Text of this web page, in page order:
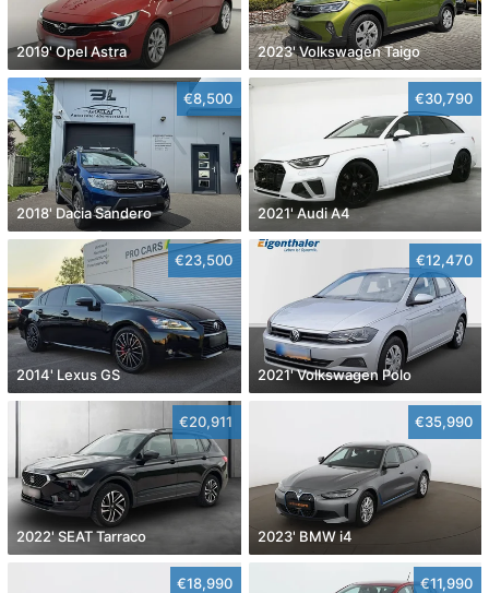
2019' Opel Astra 2023' Volkswagen Taigo
€8,500
2018' Dacia Sandero
€30,790
2021' Audi A4
€23,500
2014' Lexus GS
€12,470
2021' Volkswagen Polo
€20,911
2022' SEAT Tarraco
€35,990
2023' BMW i4
€18,990 €11,990